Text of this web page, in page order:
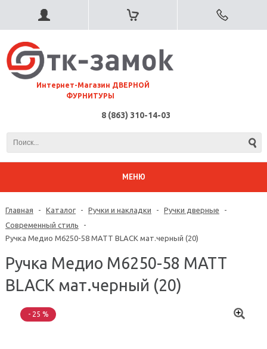
⠀Интернет-Магазин ДВЕРНОЙ
ФУРНИТУРЫ
8 (863) 310-14-03
МЕНЮ
Главная - Каталог - Ручки и накладки - Ручки дверные
-
Современный стиль
-
Ручка Медио M6250-58 MATT BLACK мат.черный (20)
Ручка Медио M6250-58 MATT
BLACK мат.черный (20)
- 25 %